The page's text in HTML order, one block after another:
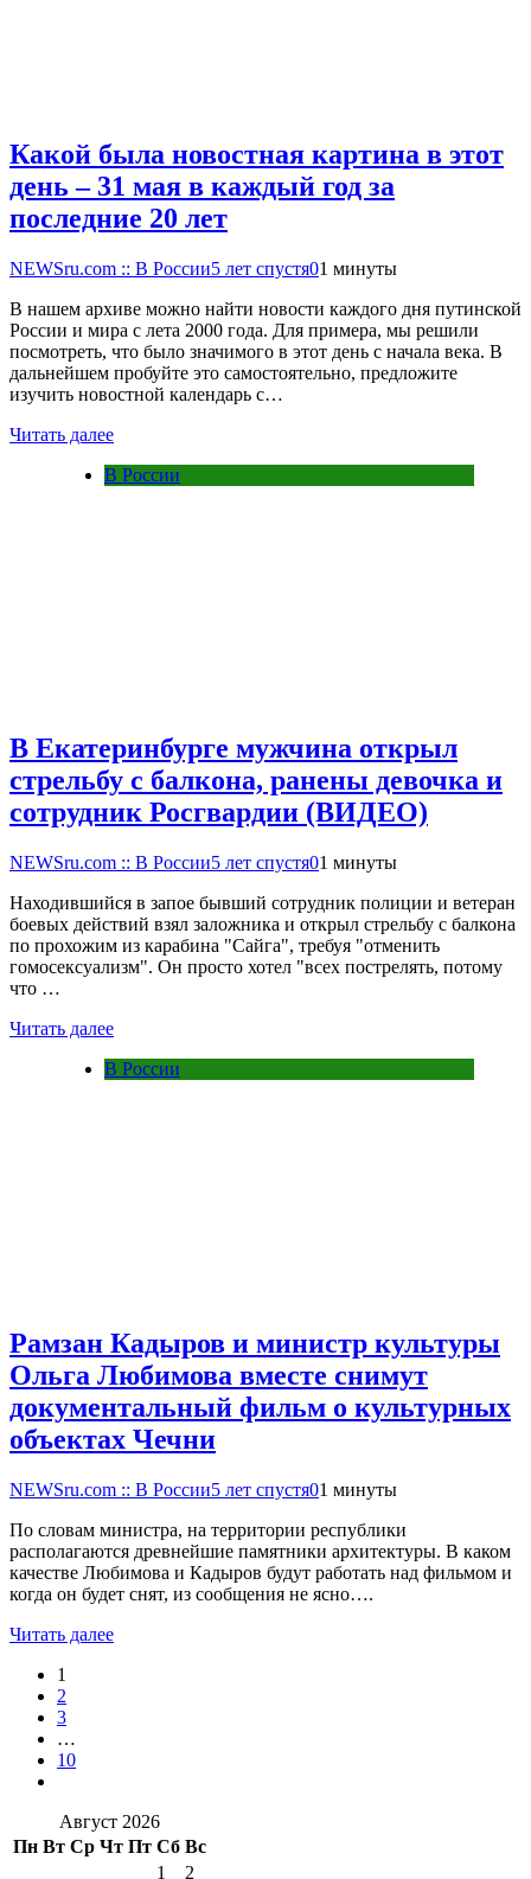
Какой была новостная картина в этот
день – 31 мая в каждый год за
последние 20 лет
NEWSru.com :: В России5 лет спустя01 минуты
В нашем архиве можно найти новости каждого дня путинской
России и мира с лета 2000 года. Для примера, мы решили
посмотреть, что было значимого в этот день с начала века. В
дальнейшем пробуйте это самостоятельно, предложите
изучить новостной календарь с…
Читать далее
В России
В Екатеринбурге мужчина открыл
стрельбу с балкона, ранены девочка и
сотрудник Росгвардии (ВИДЕО)
NEWSru.com :: В России5 лет спустя01 минуты
Находившийся в запое бывший сотрудник полиции и ветеран
боевых действий взял заложника и открыл стрельбу с балкона
по прохожим из карабина "Сайга", требуя "отменить
гомосексуализм". Он просто хотел "всех пострелять, потому
что …
Читать далее
В России
Рамзан Кадыров и министр культуры
Ольга Любимова вместе снимут
документальный фильм о культурных
объектах Чечни
NEWSru.com :: В России5 лет спустя01 минуты
По словам министра, на территории республики
располагаются древнейшие памятники архитектуры. В каком
качестве Любимова и Кадыров будут работать над фильмом и
когда он будет снят, из сообщения не ясно….
Читать далее
1
2
3
…
10
Август 2026
Пн Вт Ср Чт Пт Сб Вс
1
2